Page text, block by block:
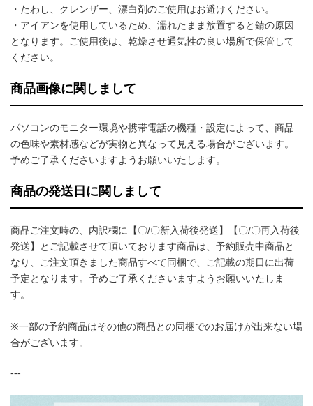
・たわし、クレンザー、漂白剤のご使用はお避けください。
・アイアンを使用しているため、濡れたまま放置すると錆の原因
となります。ご使用後は、乾燥させ通気性の良い場所で保管して
ください。
商品画像に関しまして
パソコンのモニター環境や携帯電話の機種・設定によって、商品
の色味や素材感などが実物と異なって見える場合がございます。
予めご了承くださいますようお願いいたします。
商品の発送日に関しまして
商品ご注文時の、内訳欄に【〇/〇新入荷後発送】【〇/〇再入荷後
発送】とご記載させて頂いております商品は、予約販売中商品と
なり、ご注文頂きました商品すべて同梱で、ご記載の期日に出荷
予定となります。予めご了承くださいますようお願いいたしま
す。
※一部の予約商品はその他の商品との同梱でのお届けが出来ない場
合がございます。
---